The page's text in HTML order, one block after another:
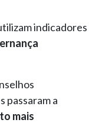
indicadores
passaram a
mais